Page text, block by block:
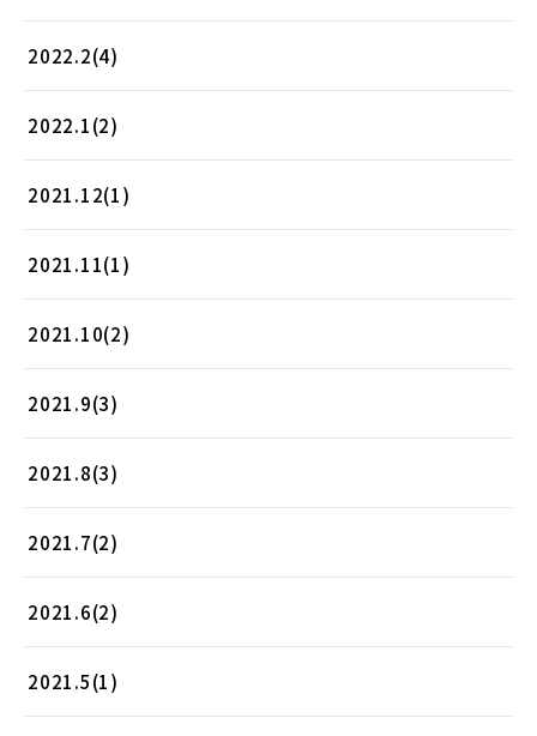
2022.2(4)
2022.1(2)
2021.12(1)
2021.11(1)
2021.10(2)
2021.9(3)
2021.8(3)
2021.7(2)
2021.6(2)
2021.5(1)